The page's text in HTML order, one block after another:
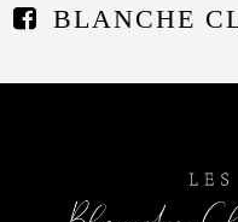
BLANCHE